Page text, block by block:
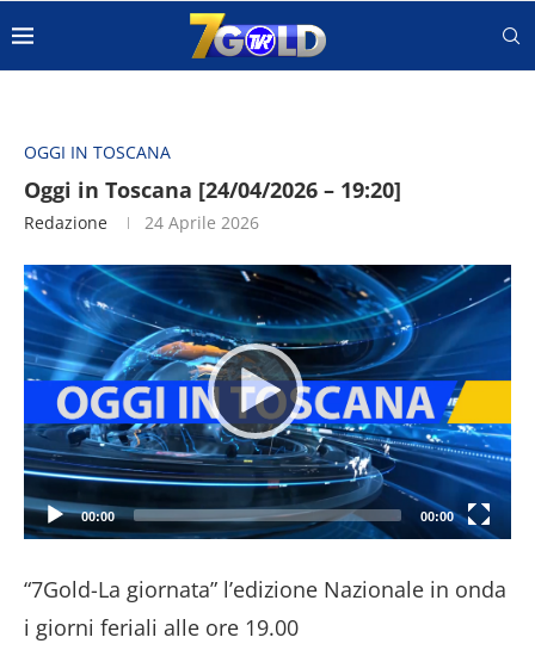
OGGI IN TOSCANA
Oggi in Toscana [24/04/2026 – 19:20]
Redazione 24 Aprile 2026
Video
Player
00:00 00:00
“7Gold-La giornata” l’edizione Nazionale in onda
i giorni feriali alle ore 19.00